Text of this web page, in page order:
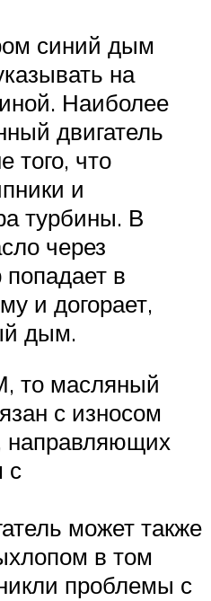
синий дым
на
Наиболее
двигатель
того, что
и
турбины. В
через
в
и догорает,
дым.
то масляный
с износом
направляющих
с
может также
в том
проблемы с